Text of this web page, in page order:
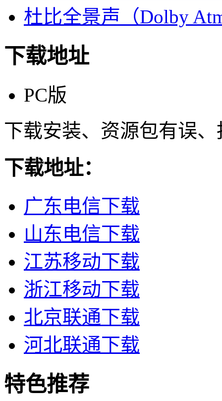
杜比全景声（Dolby
下载地址
PC版
下载安装、资源包有误
下载地址：
广东电信下载
山东电信下载
江苏移动下载
浙江移动下载
北京联通下载
河北联通下载
特色推荐